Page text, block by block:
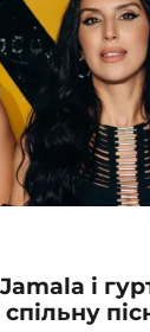
і